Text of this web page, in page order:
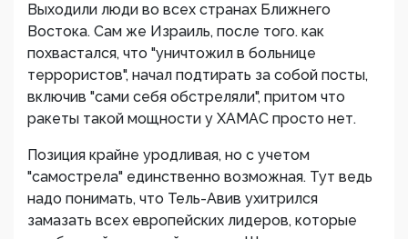
Выходили люди во всех странах Ближнего
Востока. Сам же Израиль, после того. как
похвастался, что "уничтожил в больнице
террористов", начал подтирать за собой посты,
включив "сами себя обстреляли", притом что
ракеты такой мощности у ХАМАС просто нет.
Позиция крайне уродливая, но с учетом
"самострела" единственно возможная. Тут ведь
надо понимать, что Тель-Авив ухитрился
замазать всех европейских лидеров, которые